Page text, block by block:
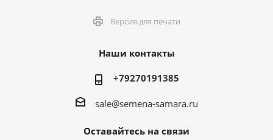
Версия для печати
Наши контакты
+79270191385
sale@semena-samara.ru
Оставайтесь на связи